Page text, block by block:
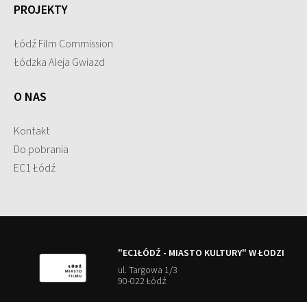
PROJEKTY
Łódź Film Commission
Łódzka Aleja Gwiazd
O NAS
Kontakt
Do pobrania
EC1 Łódź
"EC1ŁÓDŹ - MIASTO KULTURY" W ŁODZI
ul. Targowa 1/3
90-022 Łódź